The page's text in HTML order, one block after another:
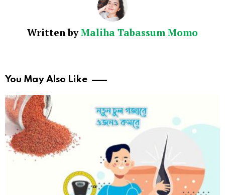
Written byMaliha Tabassum Momo
You May Also Like